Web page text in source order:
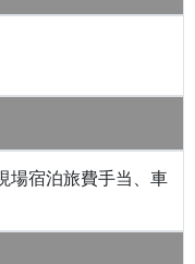
場宿泊旅費手当、車